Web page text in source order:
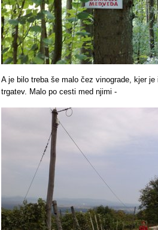
A je bilo treba še malo čez vinograde, kjer
trgatev. Malo po cesti med njimi -